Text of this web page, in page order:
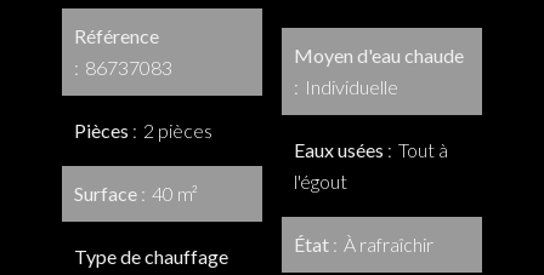
Référence
86737083
Pièces 2 pièces
Surface 40 m²
Type de chauffage
Moyen d'eau chaude
Individuelle
Eaux usées
Tout à
l'égout
État À rafraîchir